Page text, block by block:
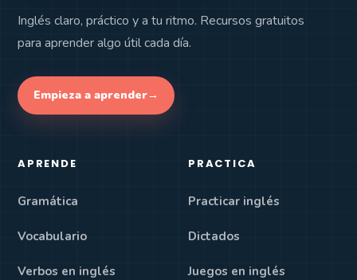
Inglés claro, práctico y a tu ritmo. Recursos gratuitos
para aprender algo útil cada día.
Empieza a aprender→
APRENDE
Gramática
Vocabulario
Verbos en inglés
PRACTICA
Practicar inglés
Dictados
Juegos en inglés